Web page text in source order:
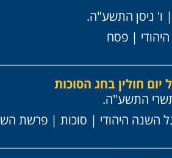
| ו' ניסן התשע"ה.
|פסח
חולין בחג הסוכות
התשע"ה.
השנה היהודי | סוכות |פרשת